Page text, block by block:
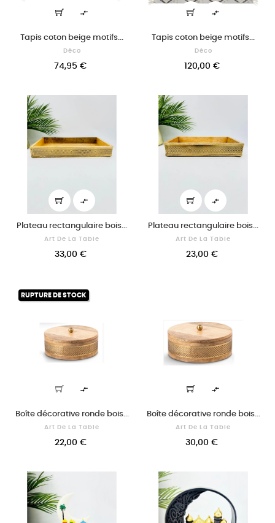

Tapis coton beige motifs...
Déco
74,95 €

Tapis coton beige motifs...
Déco
120,00 €

Plateau rectangulaire bois...
Art De La Table
33,00 €

Plateau rectangulaire bois...
Art De La Table
23,00 €
RUPTURE DE STOCK

Boîte décorative ronde bois...
Art De La Table
22,00 €

Boîte décorative ronde bois...
Art De La Table
30,00 €